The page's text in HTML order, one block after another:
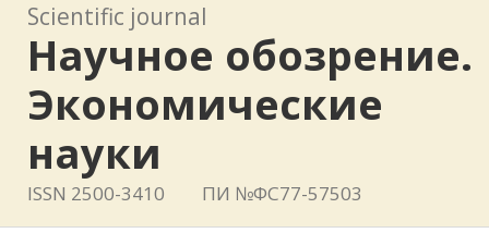
Scientific journal
Научное обозрение.
Экономические
науки
ISSN 2500-3410 ПИ №ФС77-57503